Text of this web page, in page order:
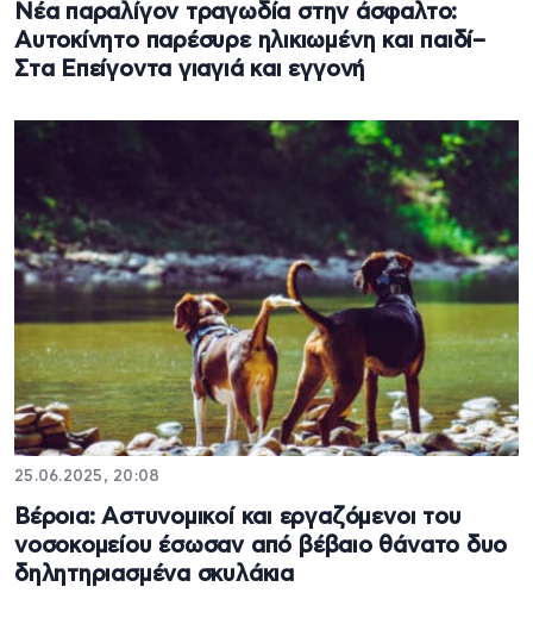
Νέα παραλίγον τραγωδία στην άσφαλτο:
Αυτοκίνητο παρέσυρε ηλικιωμένη και παιδί–
Στα Επείγοντα γιαγιά και εγγονή
25.06.2025, 20:08
Βέροια: Αστυνομικοί και εργαζόμενοι του
νοσοκομείου έσωσαν από βέβαιο θάνατο δυο
δηλητηριασμένα σκυλάκια